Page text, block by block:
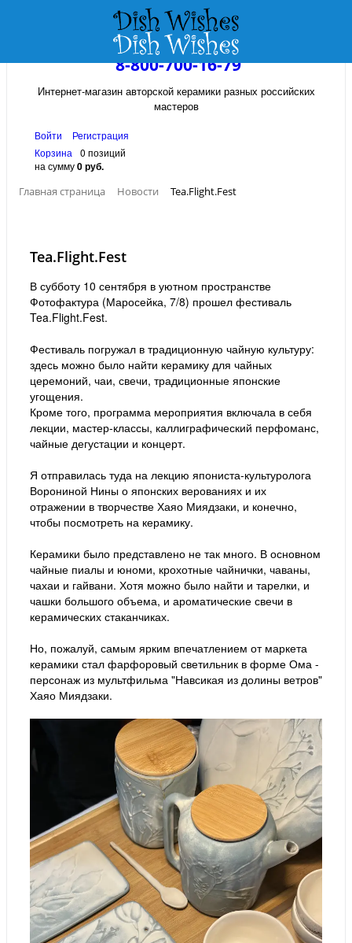
8-800-700-16-79
Интернет-магазин авторской керамики разных российских
мастеров
Войти
Регистрация
Корзина
0 позиций
на сумму0 руб.
Главная страница
Новости Tea.Flight.Fest
Tea.Flight.Fest
В субботу 10 сентября в уютном пространстве
Фотофактура (Маросейка, 7/8) прошел фестиваль
Tea.Flight.Fest.
Фестиваль погружал в традиционную чайную культуру:
здесь можно было найти керамику для чайных
церемоний, чаи, свечи, традиционные японские
угощения.
Кроме того, программа мероприятия включала в себя
лекции, мастер-классы, каллиграфический перфоманс,
чайные дегустации и концерт.
Я отправилась туда на лекцию япониста-культуролога
Ворониной Нины о японских верованиях и их
отражении в творчестве Хаяо Миядзаки, и конечно,
чтобы посмотреть на керамику.
Керамики было представлено не так много. В основном
чайные пиалы и юноми, крохотные чайнички, чаваны,
чахаи и гайвани. Хотя можно было найти и тарелки, и
чашки большого объема, и ароматические свечи в
керамических стаканчиках.
Но, пожалуй, самым ярким впечатлением от маркета
керамики стал фарфоровый светильник в форме Ома -
персонаж из мультфильма "Навсикая из долины ветров"
Хаяо Миядзаки.